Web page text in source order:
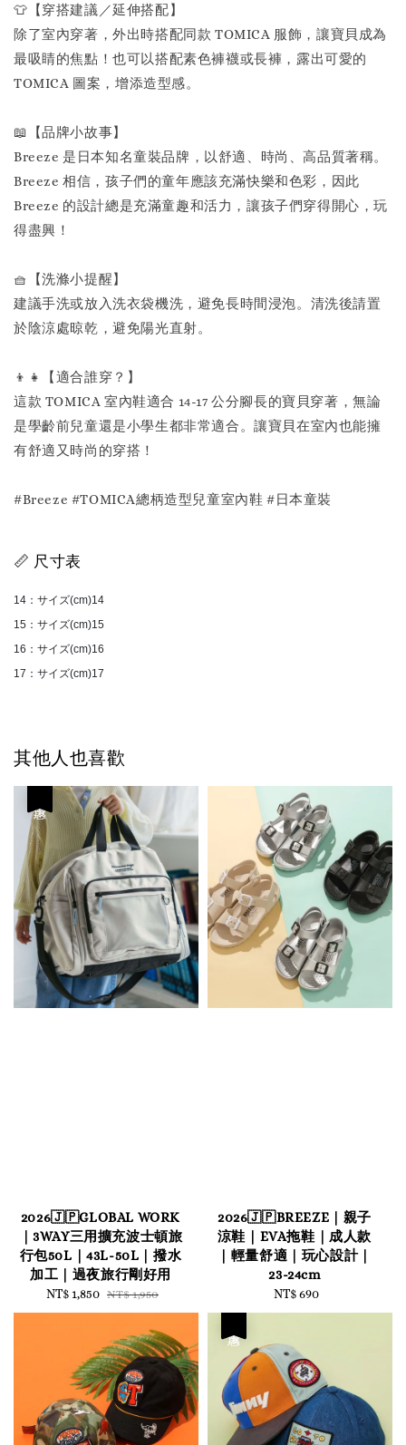
👕【穿搭建議／延伸搭配】
除了室內穿著，外出時搭配同款 TOMICA 服飾，讓寶貝成為
最吸睛的焦點！也可以搭配素色褲襪或長褲，露出可愛的
TOMICA 圖案，增添造型感。
📖【品牌小故事】
Breeze 是日本知名童裝品牌，以舒適、時尚、高品質著稱。
Breeze 相信，孩子們的童年應該充滿快樂和色彩，因此
Breeze 的設計總是充滿童趣和活力，讓孩子們穿得開心，玩
得盡興！
🧺【洗滌小提醒】
建議手洗或放入洗衣袋機洗，避免長時間浸泡。清洗後請置
於陰涼處晾乾，避免陽光直射。
👦👧【適合誰穿？】
這款 TOMICA 室內鞋適合 14-17 公分腳長的寶貝穿著，無論
是學齡前兒童還是小學生都非常適合。讓寶貝在室內也能擁
有舒適又時尚的穿搭！
#Breeze #TOMICA總柄造型兒童室內鞋 #日本童裝
📏 尺寸表
14：サイズ(cm)14
15：サイズ(cm)15
16：サイズ(cm)16
17：サイズ(cm)17
其他人也喜歡
2026🇯🇵GLOBAL WORK
｜3WAY三用擴充波士頓旅
行包50L｜43L-50L｜撥水
加工｜過夜旅行剛好用
Sale
price
NT$ 1,850 Regular
price
NT$ 1,950
2026🇯🇵BREEZE｜親子
涼鞋｜EVA拖鞋｜成人款
｜輕量舒適｜玩心設計｜
23-24cm
Regular
price
NT$ 690